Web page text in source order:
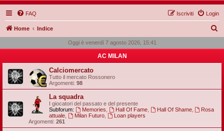
FAQ Login
Iscriviti
Home Indice
c
Oggi è venerdì 7 agosto 2026, 15:41
AC MILAN
Calciomercato
Tutto il mercato Rossonero
Argomenti: 98
La squadra
I giocatori del passato e del presente
Subforum:
Memories Hall Of Fame, Hall Of Shame,
Rosa
attuale
Milan Futuro,
Loan players
Argomenti: 261